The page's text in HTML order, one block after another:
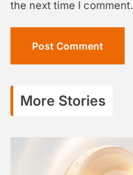
the next time I comment.
More Stories